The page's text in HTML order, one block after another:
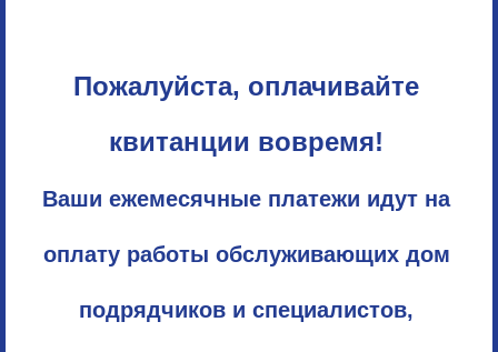
Пожалуйста, оплачивайте
квитанции вовремя!
Ваши ежемесячные платежи идут на
оплату работы обслуживающих дом
подрядчиков и специалистов,